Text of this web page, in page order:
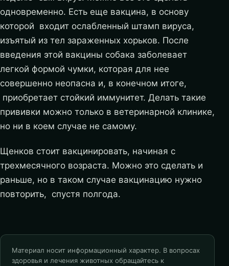
одновременно. Есть еще вакцина, в основу
которой входит ослабленный штамп вируса,
изъятый из тел зараженных хорьков. После
введения этой вакцины собака заболевает
легкой формой чумки, которая для нее
совершенно неопасна и, в конечном итоге,
приобретает стойкий иммунитет. Делать такие
прививки можно только в ветеринарной клинике,
но ни в коем случае не самому.
Щенков стоит вакцинировать, начиная с
трехмесячного возраста. Можно это сделать и
раньше, но в таком случае вакцинацию нужно
повторить, спустя полгода.
Материал носит информационный характер. В вопросах
здоровья и лечения животных обращайтесь к